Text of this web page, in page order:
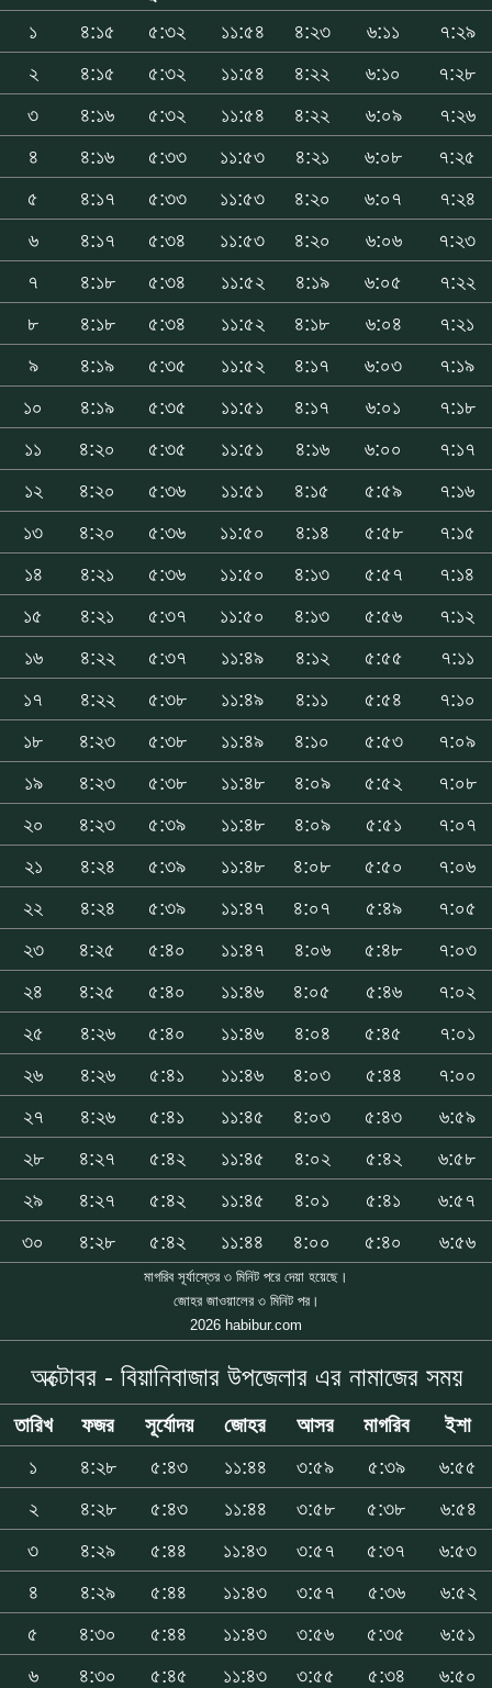
১
৪:১৫ ৫:৩২ ১১:৫৪ ৪:২৩ ৬:১১
৭:২৯
২
৪:১৫ ৫:৩২ ১১:৫৪ ৪:২২ ৬:১০
৭:২৮
৩
৪:১৬ ৫:৩২ ১১:৫৪ ৪:২২ ৬:০৯
৭:২৬
৪
৪:১৬ ৫:৩৩ ১১:৫৩ ৪:২১ ৬:০৮
৭:২৫
৫
৪:১৭ ৫:৩৩ ১১:৫৩ ৪:২০ ৬:০৭
৭:২৪
৬
৪:১৭ ৫:৩৪ ১১:৫৩ ৪:২০ ৬:০৬
৭:২৩
৭
৪:১৮ ৫:৩৪ ১১:৫২ ৪:১৯ ৬:০৫
৭:২২
৮
৪:১৮ ৫:৩৪ ১১:৫২ ৪:১৮ ৬:০৪
৭:২১
৯
৪:১৯ ৫:৩৫ ১১:৫২ ৪:১৭ ৬:০৩
৭:১৯
১০
৪:১৯ ৫:৩৫ ১১:৫১ ৪:১৭ ৬:০১
৭:১৮
১১
৪:২০ ৫:৩৫ ১১:৫১ ৪:১৬ ৬:০০
৭:১৭
১২
৪:২০ ৫:৩৬ ১১:৫১ ৪:১৫ ৫:৫৯
৭:১৬
১৩
৪:২০ ৫:৩৬ ১১:৫০ ৪:১৪ ৫:৫৮
৭:১৫
১৪
৪:২১ ৫:৩৬ ১১:৫০ ৪:১৩ ৫:৫৭
৭:১৪
১৫
৪:২১ ৫:৩৭ ১১:৫০ ৪:১৩ ৫:৫৬
৭:১২
১৬
৪:২২ ৫:৩৭ ১১:৪৯ ৪:১২ ৫:৫৫
৭:১১
১৭
৪:২২ ৫:৩৮ ১১:৪৯ ৪:১১ ৫:৫৪
৭:১০
১৮
৪:২৩ ৫:৩৮ ১১:৪৯ ৪:১০ ৫:৫৩
৭:০৯
১৯
৪:২৩ ৫:৩৮ ১১:৪৮ ৪:০৯ ৫:৫২
৭:০৮
২০
৪:২৩ ৫:৩৯ ১১:৪৮ ৪:০৯ ৫:৫১
৭:০৭
২১
৪:২৪ ৫:৩৯ ১১:৪৮ ৪:০৮ ৫:৫০
৭:০৬
২২
৪:২৪ ৫:৩৯ ১১:৪৭ ৪:০৭ ৫:৪৯
৭:০৫
২৩
৪:২৫ ৫:৪০ ১১:৪৭ ৪:০৬ ৫:৪৮
৭:০৩
২৪
৪:২৫ ৫:৪০ ১১:৪৬ ৪:০৫ ৫:৪৬
৭:০২
২৫
৪:২৬ ৫:৪০ ১১:৪৬ ৪:০৪ ৫:৪৫
৭:০১
২৬
৪:২৬ ৫:৪১ ১১:৪৬ ৪:০৩ ৫:৪৪
৭:০০
২৭
৪:২৬ ৫:৪১ ১১:৪৫ ৪:০৩ ৫:৪৩
৬:৫৯
২৮
৪:২৭ ৫:৪২ ১১:৪৫ ৪:০২ ৫:৪২
৬:৫৮
২৯
৪:২৭ ৫:৪২ ১১:৪৫ ৪:০১ ৫:৪১
৬:৫৭
৩০
৪:২৮ ৫:৪২ ১১:৪৪ ৪:০০ ৫:৪০ ৬:৫৬
মাগরিব সূর্যাস্তের ৩ মিনিট পরে দেয়া হয়েছে।
জোহর জাওয়ালের ৩ মিনিট পর।
2026 habibur.com
অক্টোবর - বিয়ানিবাজার উপজেলার এর নামাজের সময়
তারিখ ফজর সূর্যোদয় জোহর আসর মাগরিব
ইশা
১
৪:২৮ ৫:৪৩ ১১:৪৪ ৩:৫৯ ৫:৩৯
৬:৫৫
২
৪:২৮ ৫:৪৩ ১১:৪৪ ৩:৫৮ ৫:৩৮
৬:৫৪
৩
৪:২৯ ৫:৪৪ ১১:৪৩ ৩:৫৭ ৫:৩৭
৬:৫৩
৪
৪:২৯ ৫:৪৪ ১১:৪৩ ৩:৫৭ ৫:৩৬
৬:৫২
৫
৪:৩০ ৫:৪৪ ১১:৪৩ ৩:৫৬ ৫:৩৫
৬:৫১
৬
৪:৩০ ৫:৪৫ ১১:৪৩ ৩:৫৫ ৫:৩৪
৬:৫০